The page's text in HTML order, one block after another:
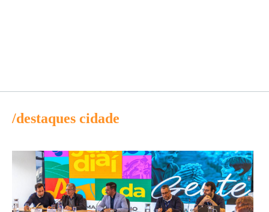
/destaques cidade